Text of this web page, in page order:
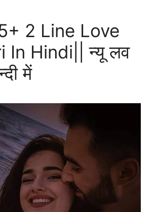
2 Line Love
In Hindi|| न्यू लव
में